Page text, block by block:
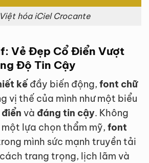
hóa iCiel Crocante
Vẻ Đẹp Cổ Điển Vượt
Độ Tin Cậy
kế đầy biến động, font chữ
vị thế của mình như một biểu
và đáng tin cậy. Không
lựa chọn thẩm mỹ, font
mình sức mạnh truyền tải
trang trọng, lịch lãm và